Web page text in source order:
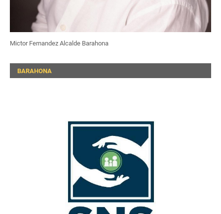
Mictor Fernandez Alcalde Barahona
BARAHONA